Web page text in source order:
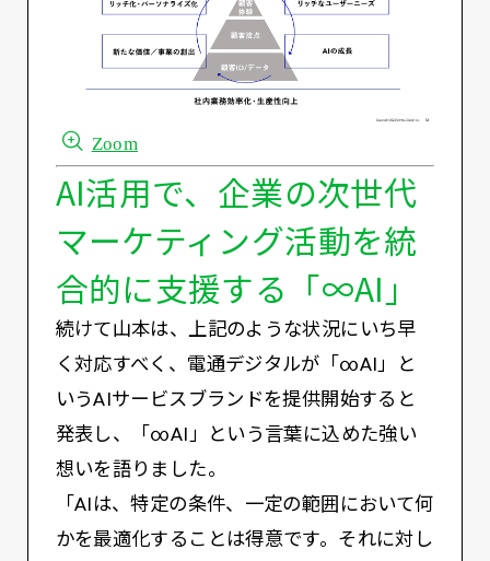
Zoom
AI活用で、企業の次世代
マーケティング活動を統
合的に支援する「∞AI」
続けて山本は、上記のような状況にいち早
く対応すべく、電通デジタルが「∞AI」と
いうAIサービスブランドを提供開始すると
発表し、「∞AI」という言葉に込めた強い
想いを語りました。
「AIは、特定の条件、一定の範囲において何
かを最適化することは得意です。それに対し